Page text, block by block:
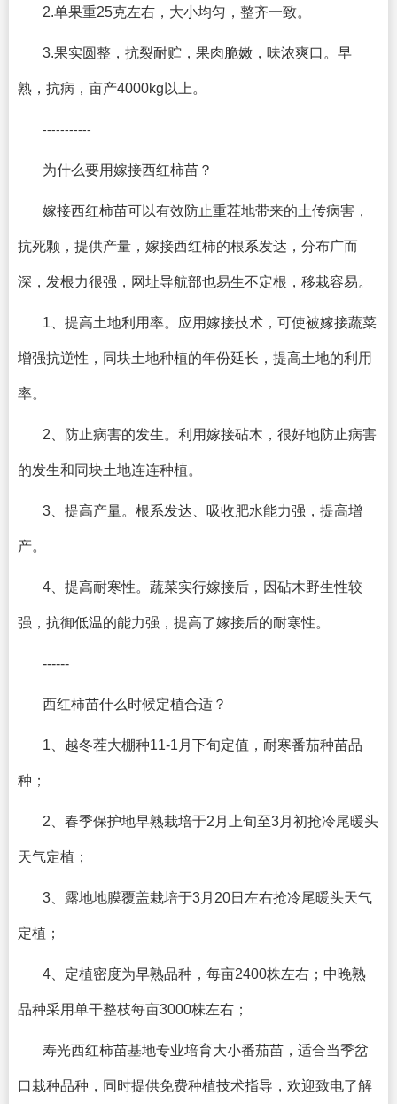
2.单果重25克左右，大小均匀，整齐一致。
3.果实圆整，抗裂耐贮，果肉脆嫩，味浓爽口。早
熟，抗病，亩产4000kg以上。
-----------
为什么要用嫁接西红柿苗？
嫁接西红柿苗可以有效防止重茬地带来的土传病害，
抗死颗，提供产量，嫁接西红柿的根系发达，分布广而
深，发根力很强，网址导航部也易生不定根，移栽容易。
1、提高土地利用率。应用嫁接技术，可使被嫁接蔬菜
增强抗逆性，同块土地种植的年份延长，提高土地的利用
率。
2、防止病害的发生。利用嫁接砧木，很好地防止病害
的发生和同块土地连连种植。
3、提高产量。根系发达、吸收肥水能力强，提高增
产。
4、提高耐寒性。蔬菜实行嫁接后，因砧木野生性较
强，抗御低温的能力强，提高了嫁接后的耐寒性。
------
西红柿苗什么时候定植合适？
1、越冬茬大棚种11-1月下旬定值，耐寒番茄种苗品
种；
2、春季保护地早熟栽培于2月上旬至3月初抢冷尾暖头
天气定植；
3、露地地膜覆盖栽培于3月20日左右抢冷尾暖头天气
定植；
4、定植密度为早熟品种，每亩2400株左右；中晚熟
品种采用单干整枝每亩3000株左右；
寿光西红柿苗基地专业培育大小番茄苗，适合当季岔
口栽种品种，同时提供免费种植技术指导，欢迎致电了解